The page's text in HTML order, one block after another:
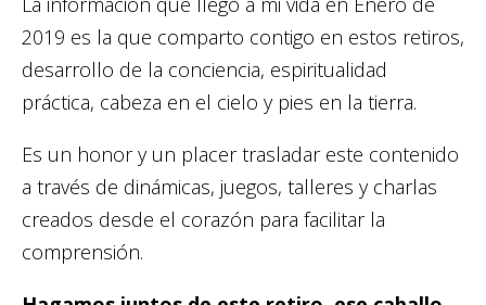
2019 es la que comparto contigo en estos retiros,
desarrollo de la conciencia, espiritualidad
práctica, cabeza en el cielo y pies en la tierra.
Es un honor y un placer trasladar este contenido
a través de dinámicas, juegos, talleres y charlas
creados desde el corazón para facilitar la
comprensión.